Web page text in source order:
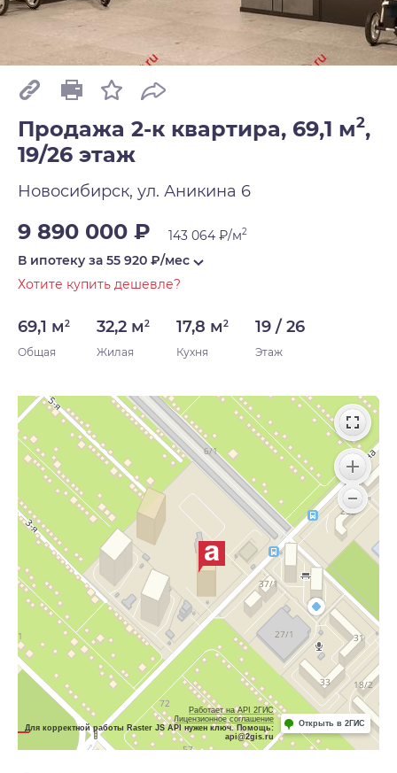
Продажа 2-к квартира, 69,1 м2,
19/26 этаж
Новосибирск, ул. Аникина 6
9 890 000 ₽ 143 064 ₽/м2
В ипотеку за 55 920 ₽/мес
Хотите купить дешевле?
69,1 м2
Общая
32,2 м2
Жилая
17,8 м2
Кухня
19 / 26
Этаж
Работает на API 2ГИС
Лицензионное соглашение
Для корректной работы Raster JS API нужен ключ. Помощь:
api@2gis.ru
Открыть в 2ГИС